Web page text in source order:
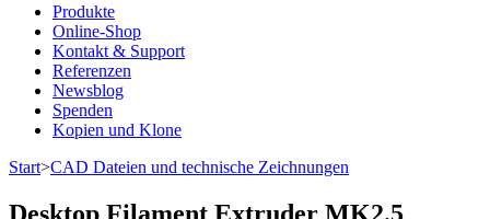
Produkte
Online-Shop
Kontakt & Support
Referenzen
Newsblog
Spenden
Kopien und Klone
Start>CAD Dateien und technische Zeichnungen